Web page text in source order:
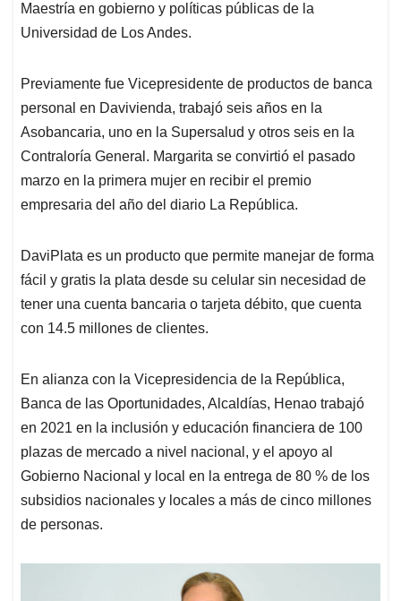
Maestría en gobierno y políticas públicas de la
Universidad de Los Andes.
Previamente fue Vicepresidente de productos de banca
personal en Davivienda, trabajó seis años en la
Asobancaria, uno en la Supersalud y otros seis en la
Contraloría General. Margarita se convirtió el pasado
marzo en la primera mujer en recibir el premio
empresaria del año del diario La República.
DaviPlata es un producto que permite manejar de forma
fácil y gratis la plata desde su celular sin necesidad de
tener una cuenta bancaria o tarjeta débito, que cuenta
con 14.5 millones de clientes.
En alianza con la Vicepresidencia de la República,
Banca de las Oportunidades, Alcaldías, Henao trabajó
en 2021 en la inclusión y educación financiera de 100
plazas de mercado a nivel nacional, y el apoyo al
Gobierno Nacional y local en la entrega de 80 % de los
subsidios nacionales y locales a más de cinco millones
de personas.